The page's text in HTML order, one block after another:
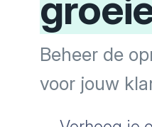
Beheer de
voor jouw